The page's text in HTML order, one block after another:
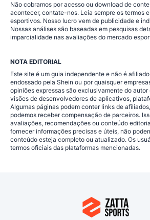
Não cobramos por acesso ou download de
acontecer, contate-nos. Leia sempre os termos
esportivos. Nosso lucro vem de publicidade e
Nossas análises são baseadas em pesquisas
imparcialidade nas avaliações do mercado
NOTA EDITORIAL
Este site é um guia independente e não é
endossado pela Shein ou por quaisquer
opiniões expressas são exclusivamente do autor
visões de desenvolvedores de aplicativos,
Algumas páginas podem conter links de
podemos receber compensação de parceiros.
avaliações, recomendações ou conteúdo
fornecer informações precisas e úteis, não
conteúdo esteja completo ou atualizado. Os
termos oficiais das plataformas mencionadas.